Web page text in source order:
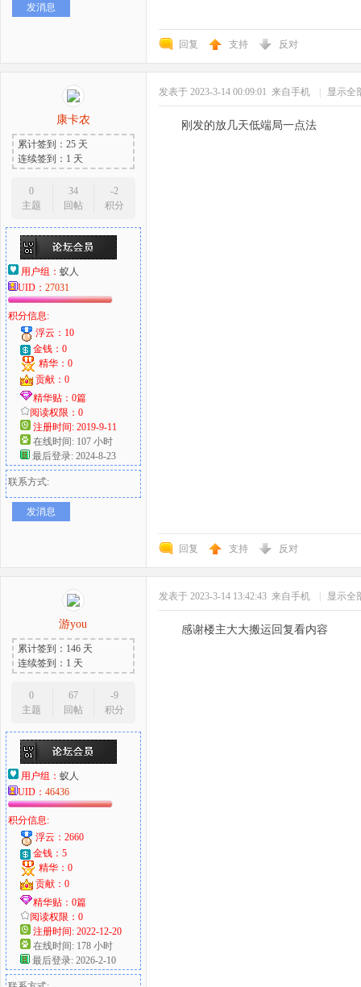
发消息
回复 支持 反对
康卡农
累计签到：25 天
连续签到：1 天
0
主题
34
回帖
-2
积分
用户组： 蚁人
UID： 27031
积分信息:
浮云：10
金钱：0
精华：0
贡献：0
精华贴：0篇
阅读权限：0
注册时间: 2019-9-11
在线时间: 107 小时
最后登录: 2024-8-23
联系方式:
发消息
发表于 2023-3-14 00:09:01 来自手机 显示全
刚发的放几天低端局一点法
回复 支持 反对
游you
累计签到：146 天
连续签到：1 天
0
主题
67
回帖
-9
积分
用户组： 蚁人
UID： 46436
积分信息:
浮云：2660
金钱：5
精华：0
贡献：0
精华贴：0篇
阅读权限：0
注册时间: 2022-12-20
在线时间: 178 小时
最后登录: 2026-2-10
发表于 2023-3-14 13:42:43 来自手机 显示全
感谢楼主大大搬运回复看内容